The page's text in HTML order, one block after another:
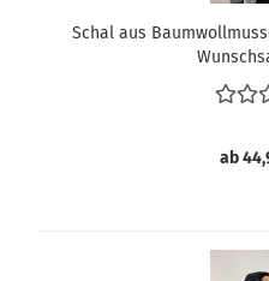
Schal aus
ab